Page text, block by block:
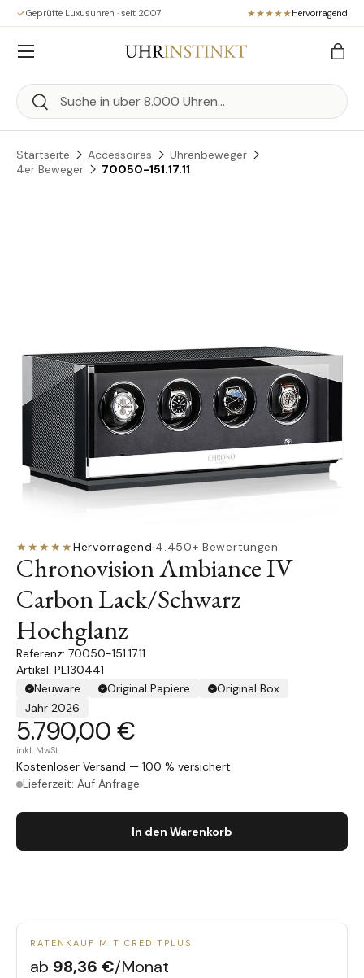
Direkt zum Inhalt
Geprüfte Luxusuhren · seit 2007 Hervorragend
Suchen
Suchen
Menü
Startseite Accessoires
Uhrenbeweger
4er Beweger
70050-151.17.11
★★★★★Hervorragend·4.450+ Bewertungen
Chronovision Ambiance IV
Carbon Lack/Schwarz
Hochglanz
70050-151.17.11
Artikel: PL130441
Neuware
Original Papiere
Original Box
Jahr 2026
5.790,00 €
inkl. MwSt.
Kostenloser Versand — 100 % versichert
Lieferzeit: Auf Anfrage
In den Warenkorb
RATENKAUF MIT CREDITPLUS
ab 98,36 €/Monat